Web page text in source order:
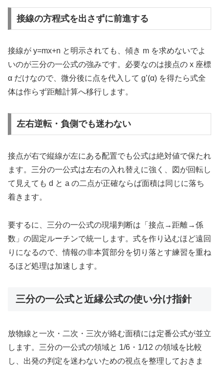
接線の方程式を出さずに前進する
接線が y=mx+n と明示されても、傾き m を求めないでよ
いのが三分の一公式の強みです。必要なのは接点の x 座標
α だけなので、微分後に点を代入して g’(α) を得たら式全
体は作らず距離計算へ移行します。
左右逆転・負側でも迷わない
接点が右で縦線が左にある配置でも公式は絶対値で保たれ
ます。三分の一公式は左右の入れ替えに強く、図が回転し
て見えても d と a の二点が正確ならば面積は同じに落ち
着きます。
要するに、三分の一公式の現場判断は「接点→距離→係
数」の固定ルーチンで統一します。式を作り込むほど遠回
りになるので、情報の非本質部分を切り落とす練習を重ね
るほど処理は加速します。
三分の一公式と近縁公式の使い分け指針
放物線と一次・二次・三次が絡む面積には定番公式が並立
します。三分の一公式の領域と 1/6・1/12 の領域を比較
し、出発の判定を迷わないための視点を整理しておきま